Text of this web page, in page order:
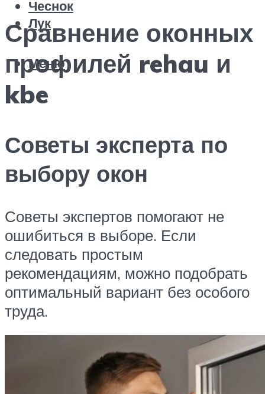
Чеснок
Лук
Меню
Сравнение оконных
профилей rehau и
kbe
Советы эксперта по
выбору окон
Советы экспертов помогают не
ошибиться в выборе. Если
следовать простым
рекомендациям, можно подобрать
оптимальный вариант без особого
труда.